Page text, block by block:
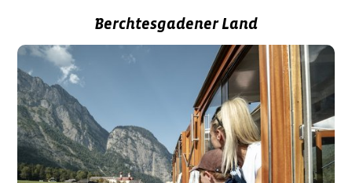
Berchtesgadener Land